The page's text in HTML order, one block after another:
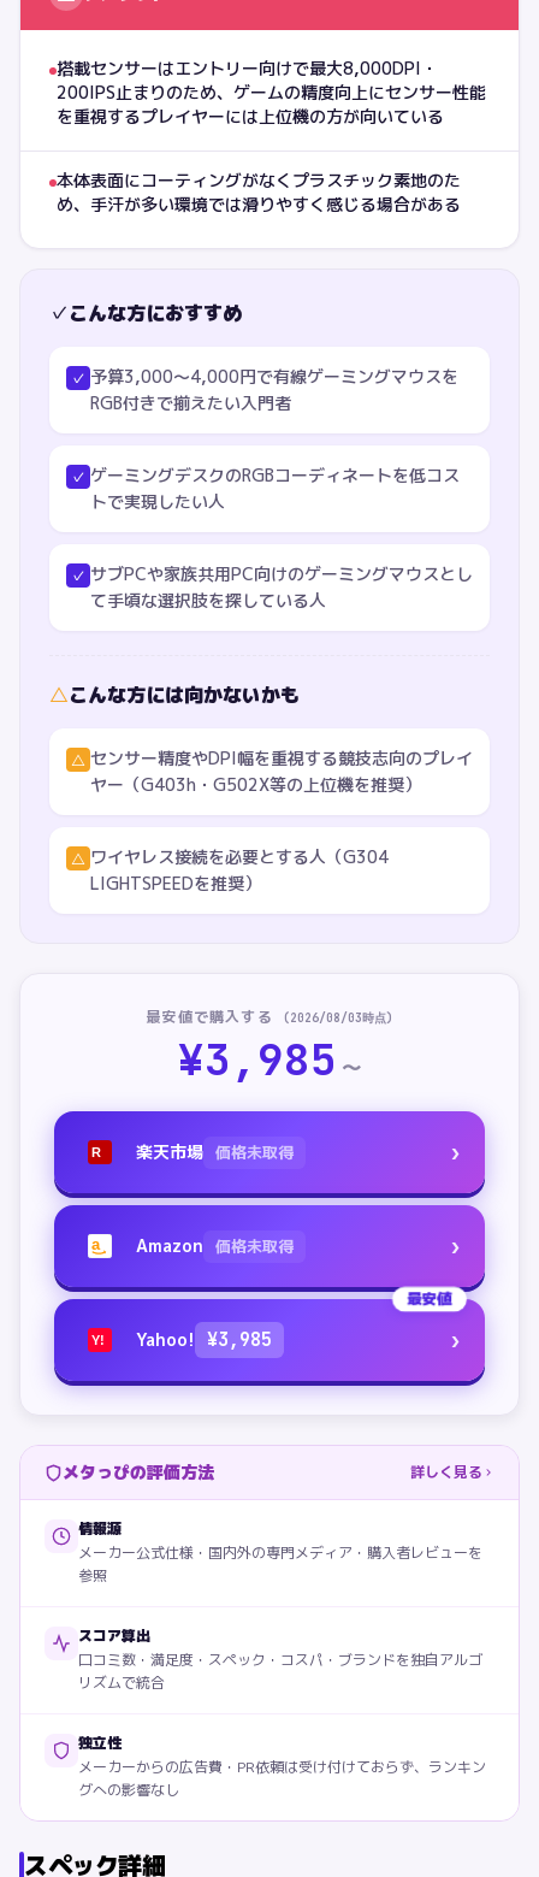
搭載センサーはエントリー向けで最大8,000DPI・
200IPS止まりのため、ゲームの精度向上にセンサー性能
を重視するプレイヤーには上位機の方が向いている
本体表面にコーティングがなくプラスチック素地のた
め、手汗が多い環境では滑りやすく感じる場合がある
✓こんな方におすすめ
✓ 予算3,000〜4,000円で有線ゲーミングマウスを
RGB付きで揃えたい入門者
✓ ゲーミングデスクのRGBコーディネートを低コス
トで実現したい人
✓ サブPCや家族共用PC向けのゲーミングマウスとし
て手頃な選択肢を探している人
△こんな方には向かないかも
△ センサー精度やDPI幅を重視する競技志向のプレイ
ヤー（G403h・G502X等の上位機を推奨）
△ ワイヤレス接続を必要とする人（G304
LIGHTSPEEDを推奨）
最安値で購入する (2026/08/03時点)
¥3,985 〜
R 楽天市場 価格未取得 ›
a Amazon 価格未取得 ›
最安値
Y! Yahoo! ¥3,985 ›
メタっぴの評価方法 詳しく見る
情報源
メーカー公式仕様・国内外の専門メディア・購入者レビューを
参照
スコア算出
口コミ数・満足度・スペック・コスパ・ブランドを独自アルゴ
リズムで統合
独立性
メーカーからの広告費・PR依頼は受け付けておらず、ランキン
グへの影響なし
スペック詳細